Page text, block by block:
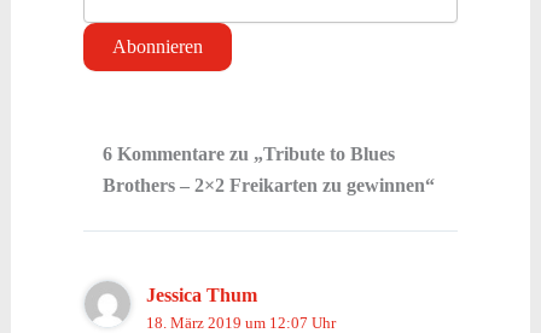
6 Kommentare zu „Tribute to Blues
Brothers – 2×2 Freikarten zu gewinnen“
Jessica Thum
18. März 2019 um 12:07 Uhr